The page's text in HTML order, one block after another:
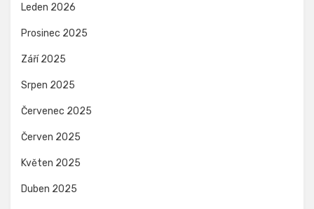
Leden 2026
Prosinec 2025
Září 2025
Srpen 2025
Červenec 2025
Červen 2025
Květen 2025
Duben 2025